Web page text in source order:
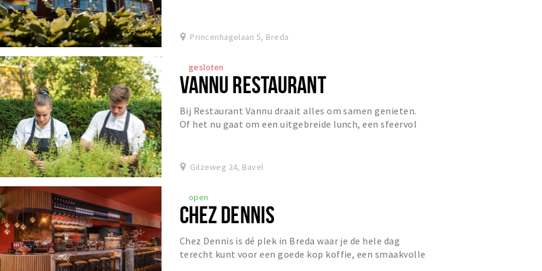
Princenhagelaan 5, Breda
gesloten
VANNU RESTAURANT
Bij Restaurant Vannu draait alles om samen genieten.
Of het nu gaat om een uitgebreide lunch, een sfeervol
Gilzeweg 24, Bavel
open
CHEZ DENNIS
Chez Dennis is dé plek in Breda waar je de hele dag
terecht kunt voor een goede kop koffie, een smaakvolle